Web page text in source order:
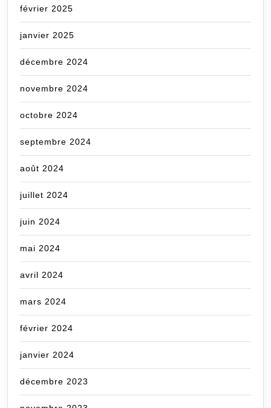
février 2025
janvier 2025
décembre 2024
novembre 2024
octobre 2024
septembre 2024
août 2024
juillet 2024
juin 2024
mai 2024
avril 2024
mars 2024
février 2024
janvier 2024
décembre 2023